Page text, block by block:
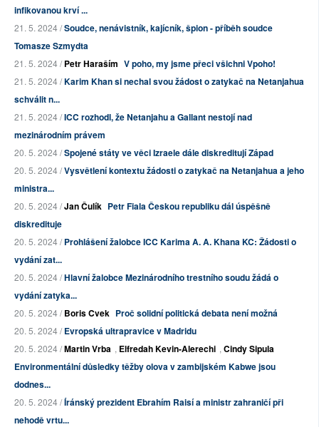
infikovanou krví ...
21. 5. 2024 /Soudce, nenávistník, kajícník, špion - příběh soudce
Tomasze Szmydta
21. 5. 2024 /Petr Haraším V poho, my jsme přeci všichni Vpoho!
21. 5. 2024 /Karim Khan si nechal svou žádost o zatykač na Netanjahua
schválit n...
21. 5. 2024 /ICC rozhodl, že Netanjahu a Gallant nestojí nad
mezinárodním právem
20. 5. 2024 /Spojené státy ve věci Izraele dále diskreditují Západ
20. 5. 2024 /Vysvětlení kontextu žádosti o zatykač na Netanjahua a jeho
ministra...
20. 5. 2024 /Jan Čulík Petr Fiala Českou republiku dál úspěšně
diskredituje
20. 5. 2024 /Prohlášení žalobce ICC Karima A. A. Khana KC: Žádosti o
vydání zat...
20. 5. 2024 /Hlavní žalobce Mezinárodního trestního soudu žádá o
vydání zatyka...
20. 5. 2024 /Boris Cvek Proč solidní politická debata není možná
20. 5. 2024 /Evropská ultrapravice v Madridu
20. 5. 2024 /Martin Vrba , Elfredah Kevin-Alerechi , Cindy Sipula
Environmentální důsledky těžby olova v zambijském Kabwe jsou
dodnes...
20. 5. 2024 /Íránský prezident Ebrahím Raisí a ministr zahraničí při
nehodě vrtu...